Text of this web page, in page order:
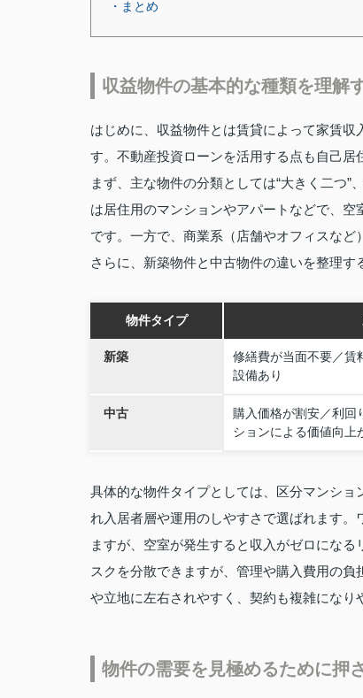
・まとめ
収益物件の基本的な種類を理解
はじめに、収益物件とは賃貸によって家賃
す。不動産投資ローンを活用する点も自己居
まず、主な物件の分類としては“大きく二つ
は居住用のマンションやアパートなどで、
です。一方で、商業系（店舗やオフィスな
さらに、新築物件と中古物件の違いを整理す
物件タイプ
新築
修繕費が当面不要／賃
設備あり
中古
購入価格が割安／利回
ションによる価値向上
具体的な物件タイプとしては、区分マンシ
れ入居者層や運用のしやすさで選ばれます
ますが、空室が発生すると収入がゼロにな
スクを分散できますが、管理や購入費用の
や立地に左右されやすく、契約も複雑になり
物件の需要を見極めるために押